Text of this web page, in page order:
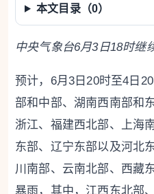
本文目录（0）
中央气象台6月3日18时继
预计，6月3日20时至4日
部和中部、湖南西南部和
浙江、福建西北部、上海
东部、辽宁东部以及河北
川南部、云南北部、西藏
暴雨，其中，江西东北部